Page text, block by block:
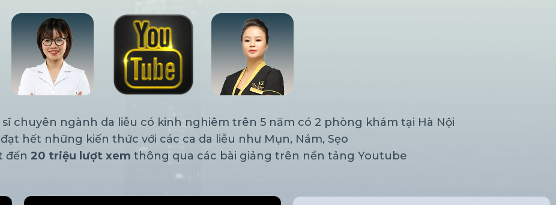
chuyên ngành da liễu có kinh nghiêm trên 5 năm có 2 phòng khám tại Hà Nội
hết những kiến thức với các ca da liễu như Mụn, Nám, Sẹo
đến 20 triệu lượt xem thông qua các bài giảng trên nền tảng Youtube